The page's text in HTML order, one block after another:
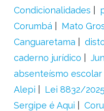
Condicionalidades
Corumbá
Mato
Canguaretama
caderno jurídico
absenteísmo escolar
Alepi
Lei 8832/2025
Sergipe é Aqui